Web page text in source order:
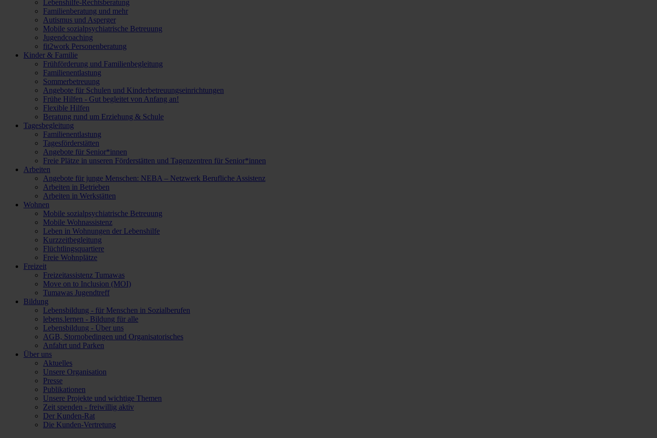
Lebenshilfe-Rechtsberatung
Familienberatung und mehr
Autismus und Asperger
Mobile sozialpsychiatrische Betreuung
Jugendcoaching
fit2work Personenberatung
Kinder & Familie
Frühförderung und Familienbegleitung
Familienentlastung
Sommerbetreuung
Angebote für Schulen und Kinderbetreuungseinrichtungen
Frühe Hilfen - Gut begleitet von Anfang an!
Flexible Hilfen
Beratung rund um Erziehung & Schule
Tagesbegleitung
Familienentlastung
Tagesförderstätten
Angebote für Senior*innen
Freie Plätze in unseren Förderstätten und Tagenzentren für Senior*innen
Arbeiten
Angebote für junge Menschen: NEBA – Netzwerk Berufliche Assistenz
Arbeiten in Betrieben
Arbeiten in Werkstätten
Wohnen
Mobile sozialpsychiatrische Betreuung
Mobile Wohnassistenz
Leben in Wohnungen der Lebenshilfe
Kurzzeitbegleitung
Flüchtlingsquartiere
Freie Wohnplätze
Freizeit
Freizeitassistenz Tumawas
Move on to Inclusion (MOI)
Tumawas Jugendtreff
Bildung
Lebensbildung - für Menschen in Sozialberufen
lebens.lernen - Bildung für alle
Lebensbildung - Über uns
AGB, Stornobedingen und Organisatorisches
Anfahrt und Parken
Über uns
Aktuelles
Unsere Organisation
Presse
Publikationen
Unsere Projekte und wichtige Themen
Zeit spenden - freiwillig aktiv
Der Kunden-Rat
Die Kunden-Vertretung